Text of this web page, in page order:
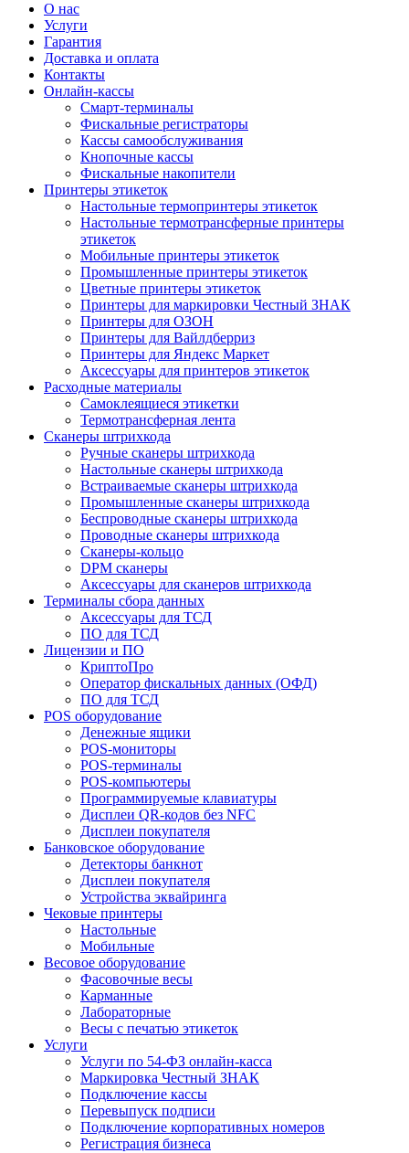
О нас
Услуги
Гарантия
Доставка и оплата
Контакты
Онлайн-кассы
Смарт-терминалы
Фискальные регистраторы
Кассы самообслуживания
Кнопочные кассы
Фискальные накопители
Принтеры этикеток
Настольные термопринтеры этикеток
Настольные термотрансферные принтеры
этикеток
Мобильные принтеры этикеток
Промышленные принтеры этикеток
Цветные принтеры этикеток
Принтеры для маркировки Честный ЗНАК
Принтеры для ОЗОН
Принтеры для Вайлдберриз
Принтеры для Яндекс Маркет
Аксессуары для принтеров этикеток
Расходные материалы
Самоклеящиеся этикетки
Термотрансферная лента
Сканеры штрихкода
Ручные сканеры штрихкода
Настольные сканеры штрихкода
Встраиваемые сканеры штрихкода
Промышленные сканеры штрихкода
Беспроводные сканеры штрихкода
Проводные сканеры штрихкода
Сканеры-кольцо
DPM сканеры
Аксессуары для сканеров штрихкода
Терминалы сбора данных
Аксессуары для ТСД
ПО для ТСД
Лицензии и ПО
КриптоПро
Оператор фискальных данных (ОФД)
ПО для ТСД
POS оборудование
Денежные ящики
POS-мониторы
POS-терминалы
POS-компьютеры
Программируемые клавиатуры
Дисплеи QR-кодов без NFC
Дисплеи покупателя
Банковское оборудование
Детекторы банкнот
Дисплеи покупателя
Устройства эквайринга
Чековые принтеры
Настольные
Мобильные
Весовое оборудование
Фасовочные весы
Карманные
Лабораторные
Весы с печатью этикеток
Услуги
Услуги по 54-ФЗ онлайн-касса
Маркировка Честный ЗНАК
Подключение кассы
Перевыпуск подписи
Подключение корпоративных номеров
Регистрация бизнеса